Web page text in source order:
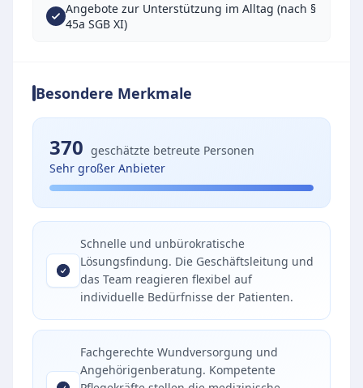
Angebote zur Unterstützung im Alltag (nach §
45a SGB XI)
Besondere Merkmale
370 geschätzte betreute Personen
Sehr großer Anbieter
Schnelle und unbürokratische
Lösungsfindung. Die Geschäftsleitung und
das Team reagieren flexibel auf
individuelle Bedürfnisse der Patienten.
Fachgerechte Wundversorgung und
Angehörigenberatung. Kompetente